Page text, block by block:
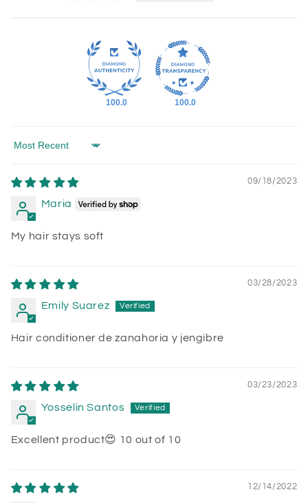
100.0 100.0
Sort by
09/18/2023
Maria
My hair stays soft
03/28/2023
Emily Suarez
Hair conditioner de zanahoria y jengibre
03/23/2023
Yosselin Santos
Excellent product😍 10 out of 10
12/14/2022